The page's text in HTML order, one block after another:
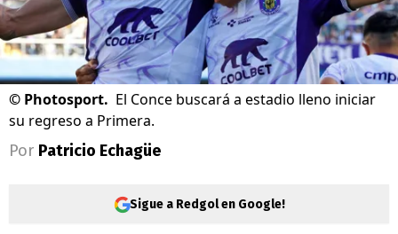
© Photosport. El Conce buscará a estadio lleno iniciar
su regreso a Primera.
Por Patricio Echagüe
Sigue a Redgol en Google!